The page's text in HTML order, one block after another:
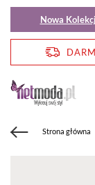
Nowa
Strona główna